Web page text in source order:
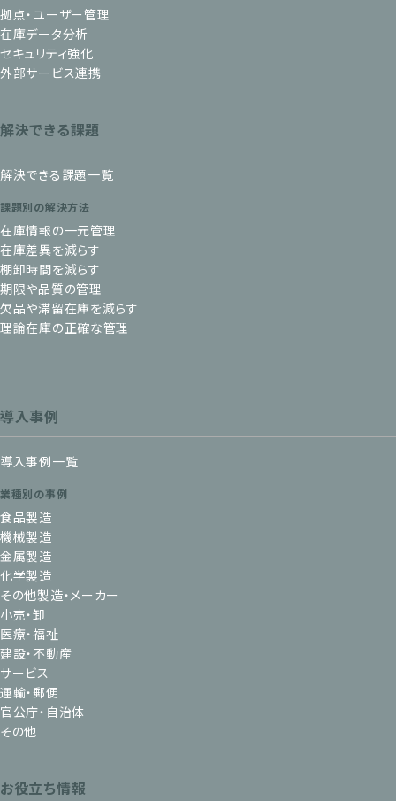
拠点・ユーザー管理
在庫データ分析
セキュリティ強化
外部サービス連携
解決できる課題
解決できる課題一覧
課題別の解決方法
在庫情報の一元管理
在庫差異を減らす
棚卸時間を減らす
期限や品質の管理
欠品や滞留在庫を減らす
理論在庫の正確な管理
導入事例
導入事例一覧
業種別の事例
食品製造
機械製造
金属製造
化学製造
その他製造・メーカー
小売・卸
医療・福祉
建設・不動産
サービス
運輸・郵便
官公庁・自治体
その他
お役立ち情報